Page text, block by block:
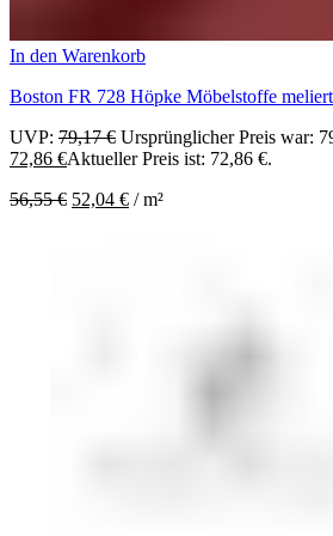
In den Warenkorb
Boston FR 728 Höpke Möbelstoffe
UVP: 79,17€ Ursprünglicher Preis war:
72,86 €Aktueller Preis ist: 72,86 €.
56,55€ 52,04 € /m²